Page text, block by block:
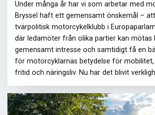
Under många år har vi som arbetar med
Bryssel haft ett gemensamt önskemål –
tvärpolitisk motorcykelklubb i
där ledamöter från olika partier kan mötas
gemensamt intresse och samtidigt få en
för motorcyklarnas betydelse för mobilitet,
fritid och näringsliv. Nu har det blivit